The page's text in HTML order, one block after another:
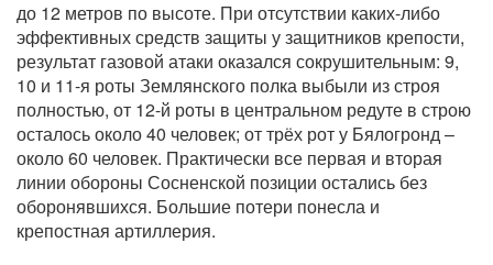
до 12 метров по высоте. При отсутствии каких-либо
эффективных средств защиты у защитников крепости,
результат газовой атаки оказался сокрушительным: 9,
10 и 11-я роты Землянского полка выбыли из строя
полностью, от 12-й роты в центральном редуте в строю
осталось около 40 человек; от трёх рот у Бялогронд –
около 60 человек. Практически все первая и вторая
линии обороны Сосненской позиции остались без
оборонявшихся. Большие потери понесла и
крепостная артиллерия.